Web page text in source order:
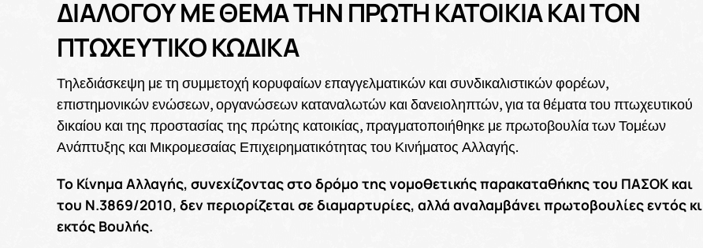
ΔΙΑΛΟΓΟΥ ΜΕ ΘΕΜΑ ΤΗΝ ΠΡΩΤΗ ΚΑΤΟΙΚΙΑ ΚΑΙ ΤΟΝ
ΠΤΩΧΕΥΤΙΚΟ ΚΩΔΙΚΑ
Τηλεδιάσκεψη με τη συμμετοχή κορυφαίων επαγγελματικών και συνδικαλιστικών φορέων,
επιστημονικών ενώσεων, οργανώσεων καταναλωτών και δανειοληπτών, για τα θέματα του πτωχευτικού
δικαίου και της προστασίας της πρώτης κατοικίας, πραγματοποιήθηκε με πρωτοβουλία των Τομέων
Ανάπτυξης και Μικρομεσαίας Επιχειρηματικότητας του Κινήματος Αλλαγής.
Το Κίνημα Αλλαγής, συνεχίζοντας στο δρόμο της νομοθετικής παρακαταθήκης του ΠΑΣΟΚ και
του Ν.3869/2010, δεν περιορίζεται σε διαμαρτυρίες, αλλά αναλαμβάνει πρωτοβουλίες εντός κι
εκτός Βουλής.